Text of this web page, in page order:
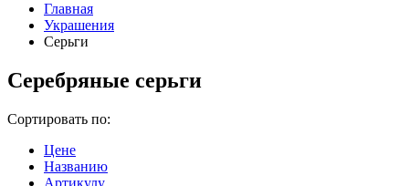
Главная
Украшения
Серьги
Серебряные серьги
Сортировать по:
Цене
Названию